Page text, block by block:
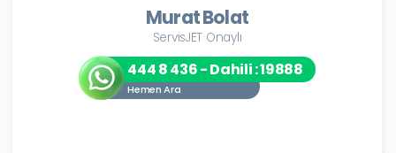
Murat Bolat
ServisJET Onaylı
444 8 436 - Dahili : 19888
Hemen Ara